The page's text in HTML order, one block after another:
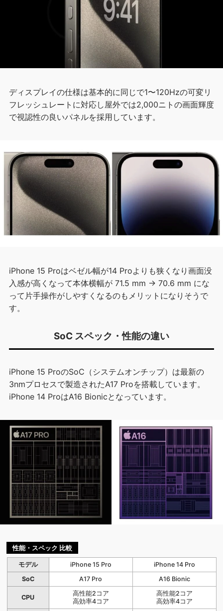
ディスプレイの仕様は基本的に同じで1〜120Hzの可変リ
フレッシュレートに対応し屋外では2,000ニトの画面輝度
で視認性の良いパネルを採用しています。
iPhone 15 Proはベゼル幅が14 Proよりも狭くなり画面没
入感が高くなって本体横幅が 71.5 mm → 70.6 mm にな
って片手操作がしやすくなるのもメリットになりそうで
す。
SoC スペック・性能の違い
iPhone 15 ProのSoC（システムオンチップ）は最新の
3nmプロセスで製造されたA17 Proを搭載しています。
iPhone 14 ProはA16 Bionicとなっています。
性能・スペック 比較
モデル iPhone 15 Pro
iPhone 14 Pro
SoC
A17 Pro A16 Bionic
CPU
高性能2コア
高効率4コア
高性能2コア
高効率4コア